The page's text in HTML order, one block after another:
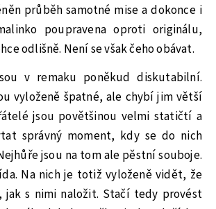
průběh samotné mise a dokonce i
poupravena oproti originálu,
odlišně. Není se však čeho obávat.
v remaku poněkud diskutabilní.
vyloženě špatné, ale chybí jim větší
jsou povětšinou velmi statičtí a
správný moment, kdy se do nich
jsou na tom ale pěstní souboje.
Na nich je totiž vyloženě vidět, že
jak s nimi naložit. Stačí tedy provést